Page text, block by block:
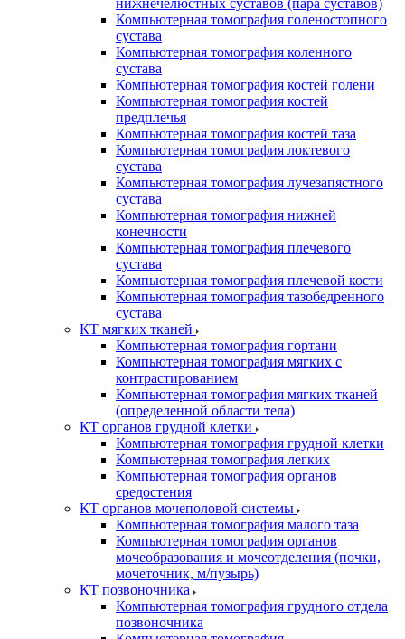
нижнечелюстных суставов (пара суставов)
Компьютерная томография голеностопного
сустава
Компьютерная томография коленного
сустава
Компьютерная томография костей голени
Компьютерная томография костей
предплечья
Компьютерная томография костей таза
Компьютерная томография локтевого
сустава
Компьютерная томография лучезапястного
сустава
Компьютерная томография нижней
конечности
Компьютерная томография плечевого
сустава
Компьютерная томография плечевой кости
Компьютерная томография тазобедренного
сустава
КТ мягких тканей
Компьютерная томография гортани
Компьютерная томография мягких с
контрастированием
Компьютерная томография мягких тканей
(определенной области тела)
КТ органов грудной клетки
Компьютерная томография грудной клетки
Компьютерная томография легких
Компьютерная томография органов
средостения
КТ органов мочеполовой системы
Компьютерная томография малого таза
Компьютерная томография органов
мочеобразования и мочеотделения (почки,
мочеточник, м/пузырь)
КТ позвоночника
Компьютерная томография грудного отдела
позвоночника